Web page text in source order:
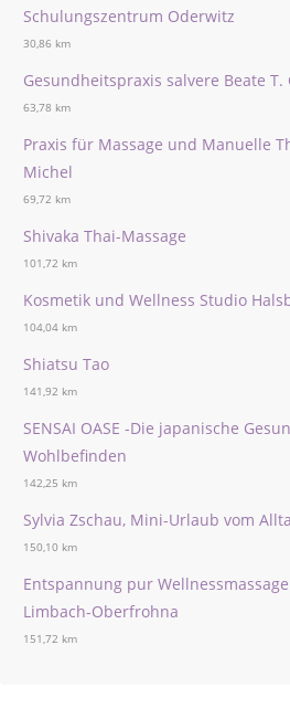
Schulungszentrum Oderwitz
30,86 km
Gesundheitspraxis salvere Beate T.
63,78 km
Praxis für Massage und Manuelle
Michel
69,72 km
Shivaka Thai-Massage
101,72 km
Kosmetik und Wellness Studio
104,04 km
Shiatsu Tao
141,92 km
SENSAI OASE -Die japanische
Wohlbefinden
142,25 km
Sylvia Zschau, Mini-Urlaub vom
150,10 km
Entspannung pur
Limbach-Oberfrohna
151,72 km